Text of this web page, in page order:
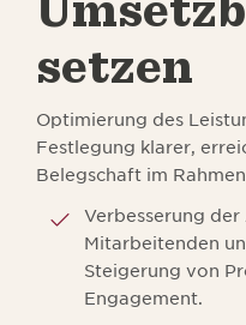
setzen
Optimierung des
Festlegung klarer,
Belegschaft im
Verbesserung
Mitarbeitenden
Steigerung von
Engagement.